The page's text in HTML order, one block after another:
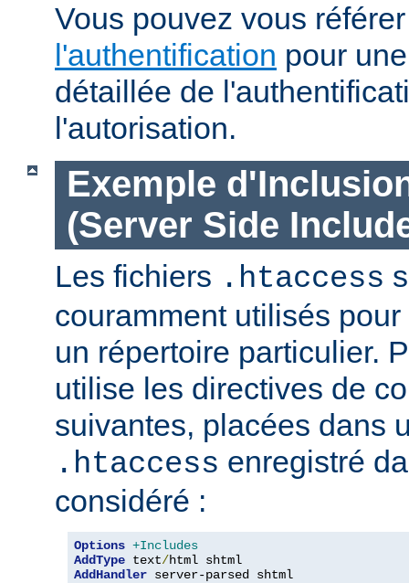
Vous pouvez vous
l'authentification pour
détaillée de
l'autorisation.
Exemple
(Server Side
Les fichiers .htaccess
couramment utilisés
un répertoire particulier.
utilise les directives de
suivantes, placées dans
.htaccess enregistré
considéré :
Options +Includes
AddType text/
AddHandler server-parsed shtml